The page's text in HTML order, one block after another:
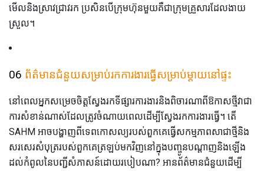
មើលនិងស្រាវជ្រាវរក ប្រសិនបើក្រុមហ៊ុនមួយគឺជាក្រុមគ្រួសារដែលងាយ
ស្រួល។
06 ព័ត៌មានជំនួយសម្រាប់រកការងារធ្វើសម្រាប់ម្ដាយនៅផ្ទះ
នៅពេលអ្នកសម្រេចចិត្តស្វែងរកទីផ្សារការងារនិងពិចារណាពីឱកាសថ្មីវាជា
ការសំខាន់ណាស់ដែលត្រូវចំណាយពេលដើម្បីស្វែងរកការងារធ្វើ។ តើ
SAHM អាចបង្ហាញពីទេពកោសល្យរបស់ពួកគេធ្វើសកម្មភាពសាជាថ្មីនិង
សរសេរសំបុត្ររបស់ពួកគេត្រឡប់មកវិញនៅក្នុងបញ្ចូនបណ្តាញនិងឡើង
ដល់កំពូលនៃបញ្ជីសំភាសន៍ដោយរបៀបណា? អានព័ត៌មានជំនួយដើម្បី